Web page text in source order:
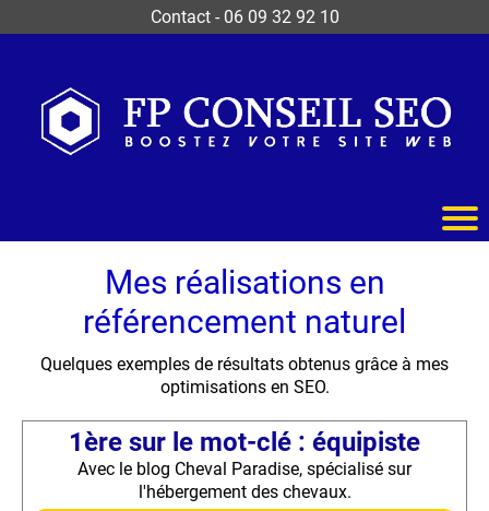
Contact- 06 09 32 92 10
Mes réalisations en
référencement naturel
Quelques exemples de résultats obtenus grâce à mes
optimisations en SEO.
1ère sur le mot-clé : équipiste
Avec le blog Cheval Paradise, spécialisé sur
l'hébergement des chevaux.